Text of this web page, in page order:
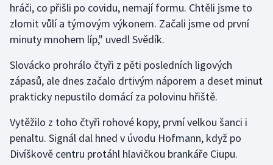
Jezdectví
Judo
Krasobruslení
Lezení
Lyže a snowboard
Moderní pětiboj
hráči, co přišli po covidu, nemají formu. Chtěli jsme to
zlomit vůlí a týmovým výkonem. Začali jsme od první
minuty mnohem líp," uvedl Svědík.
Slovácko prohrálo čtyři z pěti posledních ligových
zápasů, ale dnes začalo drtivým náporem a deset minut
prakticky nepustilo domácí za polovinu hřiště.
Vytěžilo z toho čtyři rohové kopy, první velkou šanci i
penaltu. Signál dal hned v úvodu Hofmann, když po
Divíškově centru protáhl hlavičkou brankáře Ciupu.